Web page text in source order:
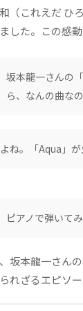
（これえだ ひ
した。この感
坂本龍一さんの
ら、なんの曲な
ね。「Aqua」
ピアノで弾いて
坂本龍一さん
れざるエピソ